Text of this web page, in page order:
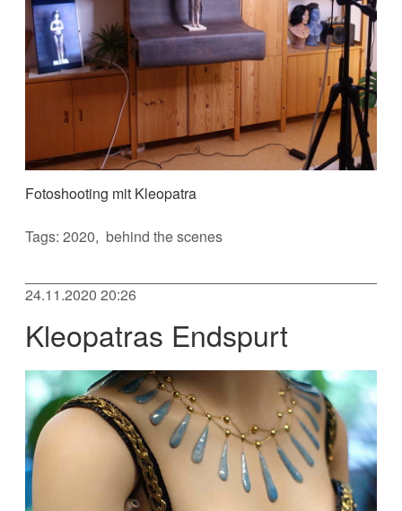
Fotoshooting mit Kleopatra
Tags:2020 behind the scenes
24.11.2020 20:26
Kleopatras Endspurt